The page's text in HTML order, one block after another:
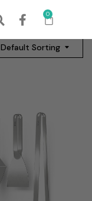
0
Default Sorting